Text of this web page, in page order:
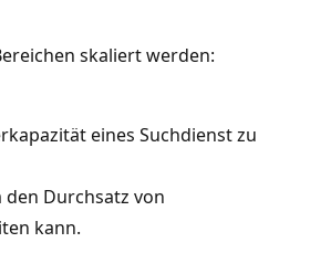
skaliert werden:
eines Suchdienst zu
Durchsatz von
kann.